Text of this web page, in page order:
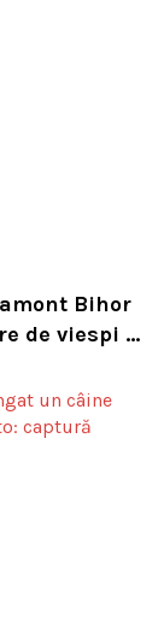
Bihor
de viespi de